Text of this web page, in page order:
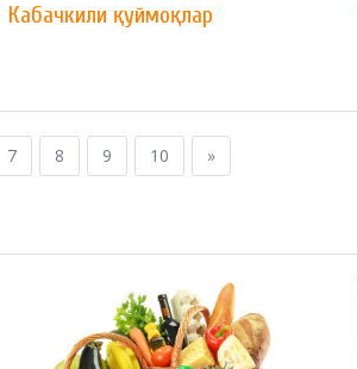
Кабачкили қуймоқлар
7 8 9 10 »